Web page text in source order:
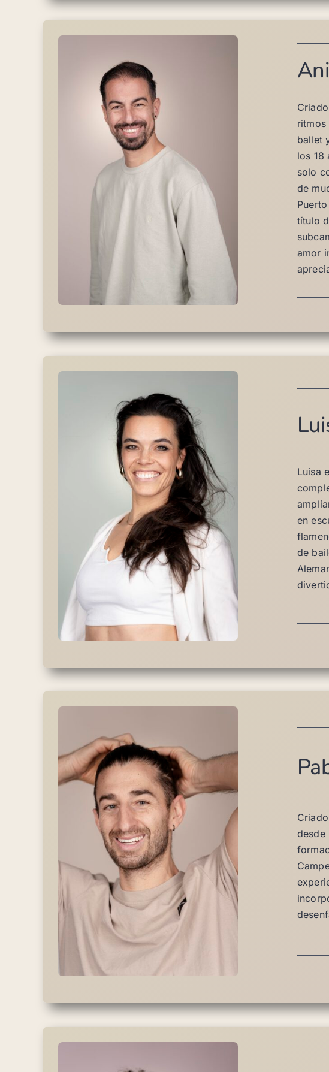
ritmos
ballet
los 18
solo
de
título
amor
Luisa
en
de
desde